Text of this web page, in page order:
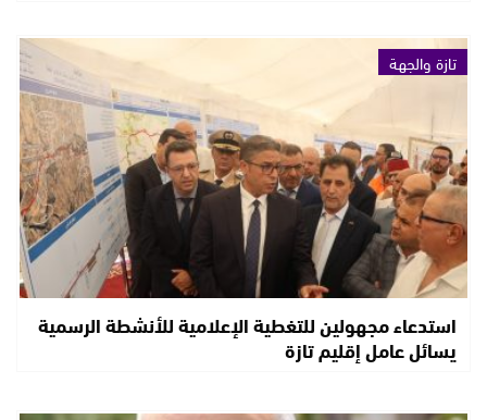
تازة والجهة
استدعاء مجهولين للتغطية الإعلامية للأنشطة الرسمية
يسائل عامل إقليم تازة